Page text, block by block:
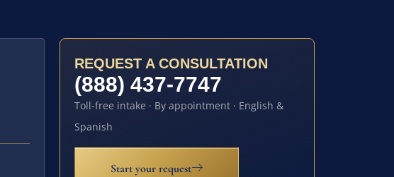
REQUEST A CONSULTATION
(888) 437-7747
Toll-free intake · By appointment · English &
Spanish
Start your request